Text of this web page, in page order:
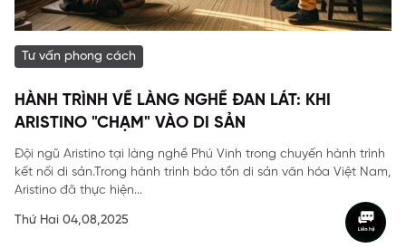
Tư vấn phong cách
HÀNH TRÌNH VỀ LÀNG NGHỀ ĐAN LÁT: KHI
ARISTINO "CHẠM" VÀO DI SẢN
Đội ngũ Aristino tại làng nghề Phú Vinh trong chuyến hành trình
kết nối di sản.Trong hành trình bảo tồn di sản văn hóa Việt Nam,
Aristino đã thực hiện...
Thứ Hai 04,08,2025